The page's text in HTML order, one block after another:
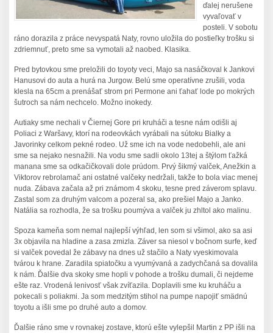
ďalej nerušene
vyvaľovať v
posteli. V sobotu
ráno dorazila z práce nevyspatá Naty, rovno uložila do postieľky trošku si
zdriemnuť, preto sme sa vymotali až naobed. Klasika.
Pred bytovkou sme preložili do toyoty veci, Majo sa nasáčkoval k Jankovi
Hanusovi do auta a hurá na Jurgow. Belú sme operatívne zrušili, voda
klesla na 65cm a prenášať strom pri Permone ani ťahať lode po mokrých
šutroch sa nám nechcelo. Možno inokedy.
Autiaky sme nechali v Čiernej Gore pri kruháči a tesne nám odišli aj
Poliaci z Waršavy, ktorí na rodeovkách vyrábali na sútoku Bialky a
Javorinky celkom pekné rodeo. Už sme ich na vode nedobehli, ale ani
sme sa nejako nesnažili. Na vodu sme sadli okolo 13tej a štýlom ťažká
manana sme sa odkačičkovali dole prúdom. Prvý šikmý valček, Anežkin a
Viktorov rebrolamač ani ostatné valčeky nedržali, takže to bola viac menej
nuda. Zábava začala až pri známom 4 skoku, tesne pred záverom splavu.
Zastal som za druhým valcom a pozeral sa, ako prešiel Majo a Janko.
Natália sa rozhodla, že sa trošku poumýva a valček ju zhltol ako malinu.
Spoza kameňa som nemal najlepší výhľad, len som si všimol, ako sa asi
3x objavila na hladine a zasa zmizla. Záver sa niesol v bočnom surfe, keď
si valček povedal že zábavy na dnes už stačilo a Naty vyeskimovala
tvárou k hrane. Zaradila spiatočku a vyumývaná a zadychčaná sa dovalila
k nám. Ďalšie dva skoky sme hopli v pohode a trošku dumali, či nejdeme
ešte raz. Vrodená lenivosť však zvíťazila. Doplavili sme ku kruháču a
pokecali s poliakmi. Ja som medzitým stihol na pumpe napojiť smädnú
toyotu a išli sme po druhé auto a domov.
Ďalšie ráno sme v rovnakej zostave, ktorú ešte vylepšil Martin z PP išli na